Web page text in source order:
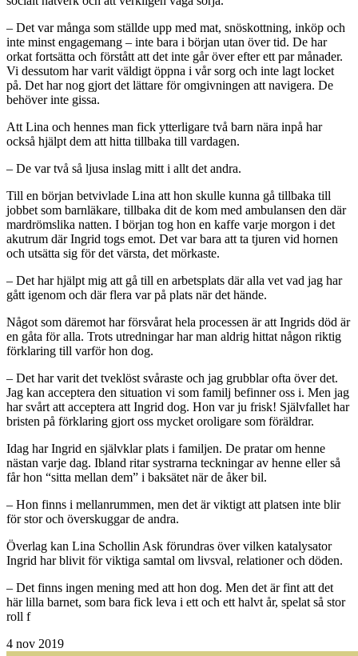
– Det var många som ställde upp med mat, snöskottning, inköp och
inte minst engagemang – inte bara i början utan över tid. De har
orkat fortsätta och förstått att det inte går över efter ett par månader.
Vi dessutom har varit väldigt öppna i vår sorg och inte lagt locket
på. Det har nog gjort det lättare för omgivningen att navigera. De
behöver inte gissa.
Att Lina och hennes man fick ytterligare två barn nära inpå har
också hjälpt dem att hitta tillbaka till vardagen.
– De var två så ljusa inslag mitt i allt det andra.
Till en början betvivlade Lina att hon skulle kunna gå tillbaka till
jobbet som barnläkare, tillbaka dit de kom med ambulansen den där
mardrömslika natten. I början tog hon en kaffe varje morgon i det
akutrum där Ingrid togs emot. Det var bara att ta tjuren vid hornen
och utsätta sig för det värsta, det mörkaste.
– Det har hjälpt mig att gå till en arbetsplats där alla vet vad jag har
gått igenom och där flera var på plats när det hände.
Något som däremot har försvårat hela processen är att Ingrids död är
en gåta för alla. Trots utredningar har man aldrig hittat någon riktig
förklaring till varför hon dog.
– Det har varit det tveklöst svåraste och jag grubblar ofta över det.
Jag kan acceptera den situation vi som familj befinner oss i. Men jag
har svårt att acceptera att Ingrid dog. Hon var ju frisk! Självfallet har
bristen på förklaring gjort oss mycket oroligare som föräldrar.
Idag har Ingrid en självklar plats i familjen. De pratar om henne
nästan varje dag. Ibland ritar systrarna teckningar av henne eller så
får hon “sitta mellan dem” i baksätet när de åker bil.
– Hon finns i mellanrummen, men det är viktigt att platsen inte blir
för stor och överskuggar de andra.
Överlag kan Lina Schollin Ask förundras över vilken katalysator
Ingrid har blivit för viktiga samtal om livsval, relationer och döden.
– Det finns ingen mening med att hon dog. Men det är fint att det
här lilla barnet, som bara fick leva i ett och ett halvt år, spelat så stor
roll f
4 nov 2019